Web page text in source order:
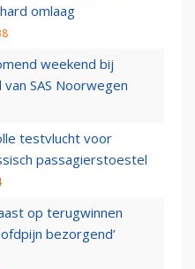
omlaag
weekend bij
SAS Noorwegen
testvlucht voor
passagierstoestel
op terugwinnen
bezorgend’